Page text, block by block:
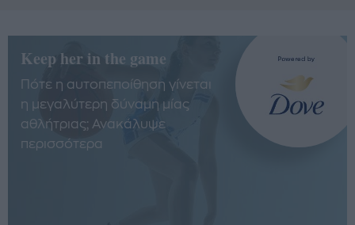
Keep her in the game
Πότε η αυτοπεποίθηση γίνεται
η μεγαλύτερη δύναμη μίας
αθλήτριας; Ανακάλυψε
περισσότερα